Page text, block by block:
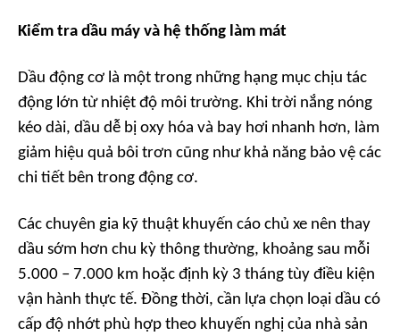
Kiểm tra dầu máy và hệ thống làm mát
Dầu động cơ là một trong những hạng mục chịu tác
động lớn từ nhiệt độ môi trường. Khi trời nắng nóng
kéo dài, dầu dễ bị oxy hóa và bay hơi nhanh hơn, làm
giảm hiệu quả bôi trơn cũng như khả năng bảo vệ các
chi tiết bên trong động cơ.
Các chuyên gia kỹ thuật khuyến cáo chủ xe nên thay
dầu sớm hơn chu kỳ thông thường, khoảng sau mỗi
5.000 – 7.000 km hoặc định kỳ 3 tháng tùy điều kiện
vận hành thực tế. Đồng thời, cần lựa chọn loại dầu có
cấp độ nhớt phù hợp theo khuyến nghị của nhà sản